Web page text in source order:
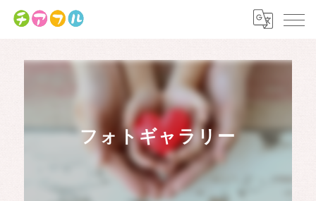
フォトギャラリー